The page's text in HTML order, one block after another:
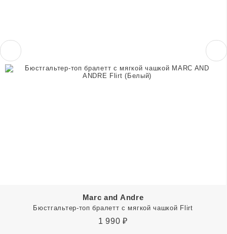
Marc and Andre
Бюстгальтер-топ бралетт с мягкой чашкой Flirt
1 990 ₽